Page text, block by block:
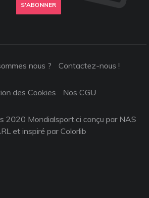
S'ABONNER
nous ? Contactez-nous !
des Cookies Nos CGU
2020 Mondialsport.ci conçu par NAS
et inspiré parColorlib